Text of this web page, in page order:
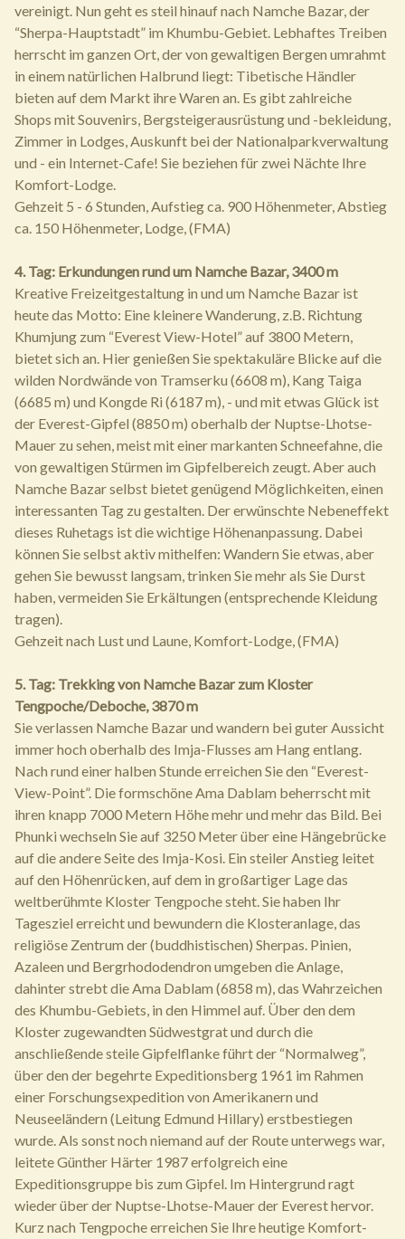
vereinigt. Nun geht es steil hinauf nach Namche Bazar, der
“Sherpa-Hauptstadt” im Khumbu-Gebiet. Lebhaftes Treiben
herrscht im ganzen Ort, der von gewaltigen Bergen umrahmt
in einem natürlichen Halbrund liegt: Tibetische Händler
bieten auf dem Markt ihre Waren an. Es gibt zahlreiche
Shops mit Souvenirs, Bergsteigerausrüstung und -bekleidung,
Zimmer in Lodges, Auskunft bei der Nationalparkverwaltung
und - ein Internet-Cafe! Sie beziehen für zwei Nächte Ihre
Komfort-Lodge.
Gehzeit 5 - 6 Stunden, Aufstieg ca. 900 Höhenmeter, Abstieg
ca. 150 Höhenmeter, Lodge, (FMA)
4. Tag: Erkundungen rund um Namche Bazar, 3400 m
Kreative Freizeitgestaltung in und um Namche Bazar ist
heute das Motto: Eine kleinere Wanderung, z.B. Richtung
Khumjung zum “Everest View-Hotel” auf 3800 Metern,
bietet sich an. Hier genießen Sie spektakuläre Blicke auf die
wilden Nordwände von Tramserku (6608 m), Kang Taiga
(6685 m) und Kongde Ri (6187 m), - und mit etwas Glück ist
der Everest-Gipfel (8850 m) oberhalb der Nuptse-Lhotse-
Mauer zu sehen, meist mit einer markanten Schneefahne, die
von gewaltigen Stürmen im Gipfelbereich zeugt. Aber auch
Namche Bazar selbst bietet genügend Möglichkeiten, einen
interessanten Tag zu gestalten. Der erwünschte Nebeneffekt
dieses Ruhetags ist die wichtige Höhenanpassung. Dabei
können Sie selbst aktiv mithelfen: Wandern Sie etwas, aber
gehen Sie bewusst langsam, trinken Sie mehr als Sie Durst
haben, vermeiden Sie Erkältungen (entsprechende Kleidung
tragen).
Gehzeit nach Lust und Laune, Komfort-Lodge, (FMA)
5. Tag: Trekking von Namche Bazar zum Kloster
Tengpoche/Deboche, 3870 m
Sie verlassen Namche Bazar und wandern bei guter Aussicht
immer hoch oberhalb des Imja-Flusses am Hang entlang.
Nach rund einer halben Stunde erreichen Sie den “Everest-
View-Point”. Die formschöne Ama Dablam beherrscht mit
ihren knapp 7000 Metern Höhe mehr und mehr das Bild. Bei
Phunki wechseln Sie auf 3250 Meter über eine Hängebrücke
auf die andere Seite des Imja-Kosi. Ein steiler Anstieg leitet
auf den Höhenrücken, auf dem in großartiger Lage das
weltberühmte Kloster Tengpoche steht. Sie haben Ihr
Tagesziel erreicht und bewundern die Klosteranlage, das
religiöse Zentrum der (buddhistischen) Sherpas. Pinien,
Azaleen und Bergrhododendron umgeben die Anlage,
dahinter strebt die Ama Dablam (6858 m), das Wahrzeichen
des Khumbu-Gebiets, in den Himmel auf. Über den dem
Kloster zugewandten Südwestgrat und durch die
anschließende steile Gipfelflanke führt der “Normalweg”,
über den der begehrte Expeditionsberg 1961 im Rahmen
einer Forschungsexpedition von Amerikanern und
Neuseeländern (Leitung Edmund Hillary) erstbestiegen
wurde. Als sonst noch niemand auf der Route unterwegs war,
leitete Günther Härter 1987 erfolgreich eine
Expeditionsgruppe bis zum Gipfel. Im Hintergrund ragt
wieder über der Nuptse-Lhotse-Mauer der Everest hervor.
Kurz nach Tengpoche erreichen Sie Ihre heutige Komfort-